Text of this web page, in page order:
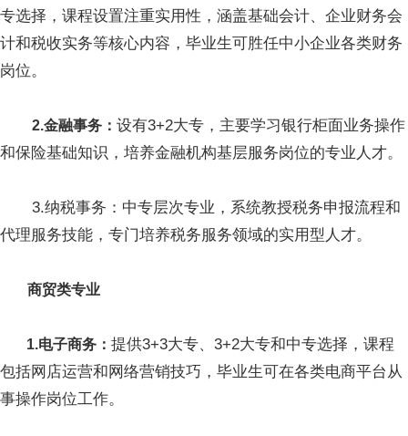
专选择，课程设置注重实用性，涵盖基础会计、企业财务会
计和税收实务等核心内容，毕业生可胜任中小企业各类财务
岗位。
2.金融事务： 设有3+2大专，主要学习银行柜面业务操作
和保险基础知识，培养金融机构基层服务岗位的专业人才。
3.纳税事务：中专层次专业，系统教授税务申报流程和
代理服务技能，专门培养税务服务领域的实用型人才。
商贸类专业
1.电子商务： 提供3+3大专、3+2大专和中专选择，课程
包括网店运营和网络营销技巧，毕业生可在各类电商平台从
事操作岗位工作。